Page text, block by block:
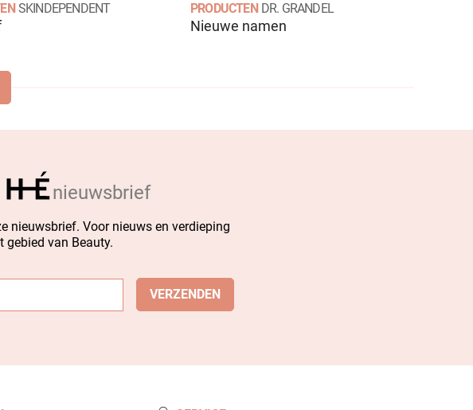
SKINDEPENDENT PRODUCTEN DR. GRANDEL
Nieuwe namen
nieuwsbrief
nieuwsbrief. Voor nieuws en verdieping
gebied van Beauty.